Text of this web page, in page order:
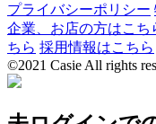
プライバシーポリシー
企業、お店の方はこち
ちら 採用情報はこちら
©2021 Casie All rights